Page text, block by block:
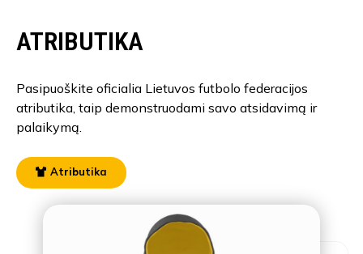
ATRIBUTIKA
Pasipuoškite oficialia Lietuvos futbolo federacijos
atributika, taip demonstruodami savo atsidavimą ir
palaikymą.
Atributika